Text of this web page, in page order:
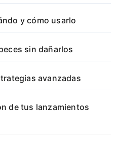
y cómo usarlo
sin dañarlos
avanzadas
de tus lanzamientos